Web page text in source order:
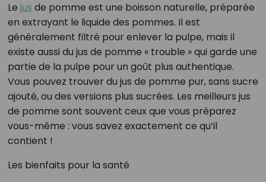
Le jus de pomme est une boisson naturelle, préparée
en extrayant le liquide des pommes. Il est
généralement filtré pour enlever la pulpe, mais il
existe aussi du jus de pomme « trouble » qui garde une
partie de la pulpe pour un goût plus authentique.
Vous pouvez trouver du jus de pomme pur, sans sucre
ajouté, ou des versions plus sucrées. Les meilleurs jus
de pomme sont souvent ceux que vous préparez
vous-même : vous savez exactement ce qu’il
contient !
Les bienfaits pour la santé